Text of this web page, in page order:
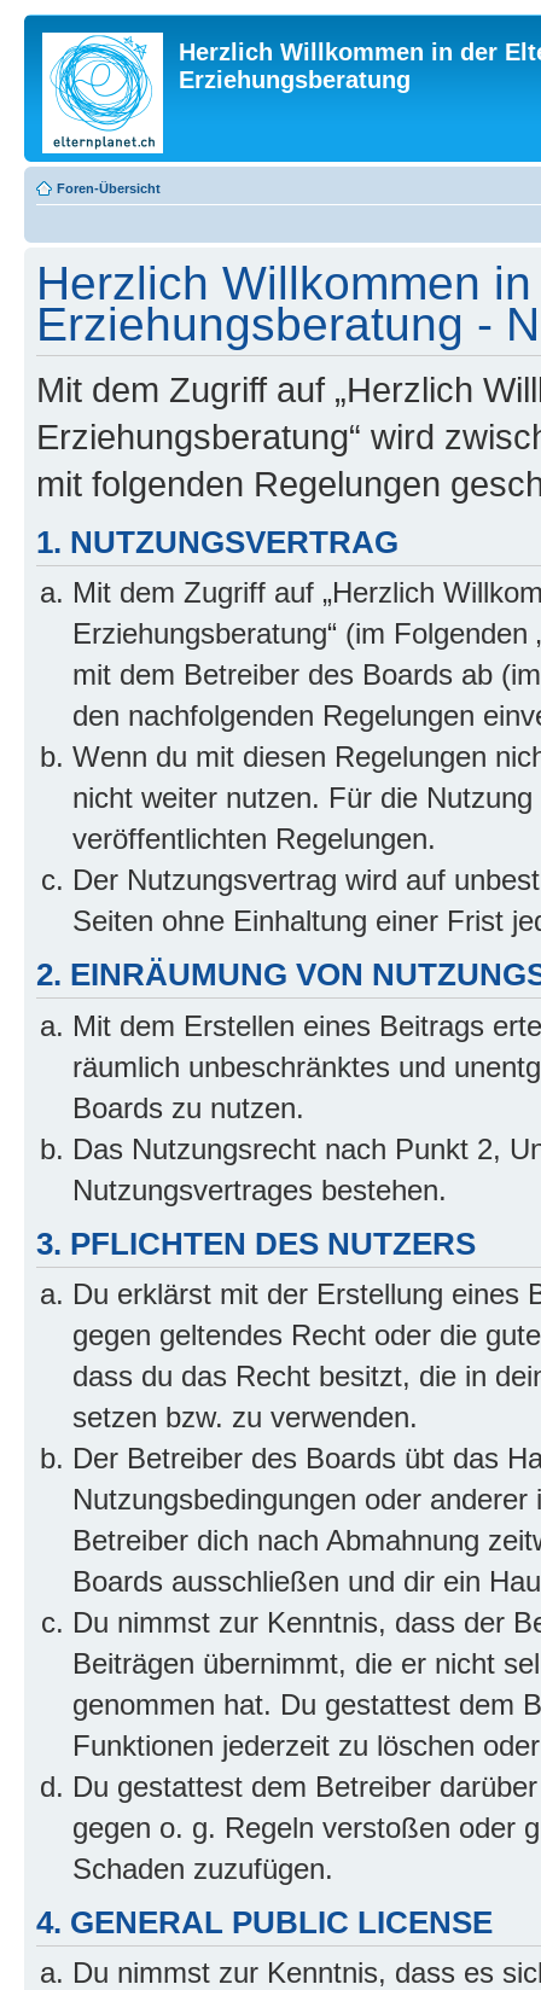
Herzlich Willkommen in der
Erziehungsberatung
Foren-Übersicht
Herzlich Willkommen
Erziehungsberatung -
Mit dem Zugriff auf „Herzlich
Erziehungsberatung“ wird
mit folgenden Regelungen
1. NUTZUNGSVERTRAG
Mit dem Zugriff auf „Herzlich
Erziehungsberatung“ (im
mit dem Betreiber des Boards ab
den nachfolgenden Regelungen
Wenn du mit diesen Regelungen
nicht weiter nutzen. Für die
veröffentlichten Regelungen.
Der Nutzungsvertrag wird auf
Seiten ohne Einhaltung einer Frist
2. EINRÄUMUNG VON
Mit dem Erstellen eines Beitrags
räumlich unbeschränktes und
Boards zu nutzen.
Das Nutzungsrecht nach Punkt 2,
Nutzungsvertrages bestehen.
3. PFLICHTEN DES NUTZERS
Du erklärst mit der Erstellung eines
gegen geltendes Recht oder die
dass du das Recht besitzt, die in
setzen bzw. zu verwenden.
Der Betreiber des Boards übt das
Nutzungsbedingungen oder
Betreiber dich nach Abmahnung
Boards ausschließen und dir ein
Du nimmst zur Kenntnis, dass der
Beiträgen übernimmt, die er nicht
genommen hat. Du gestattest dem
Funktionen jederzeit zu löschen
Du gestattest dem Betreiber
gegen o. g. Regeln verstoßen oder
Schaden zuzufügen.
4. GENERAL PUBLIC LICENSE
Du nimmst zur Kenntnis, dass es